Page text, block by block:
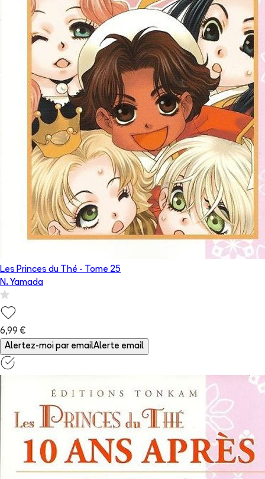
Les Princes du Thé - Tome 25
N. Yamada
6,99 €
Alertez-moi par emailAlerte email